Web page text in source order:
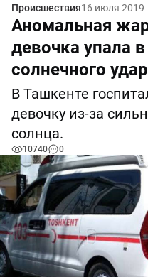
Происшествия16 июля 2019
Аномальная
девочка упала
солнечного
В Ташкенте
девочку из-за
солнца.
10740 0